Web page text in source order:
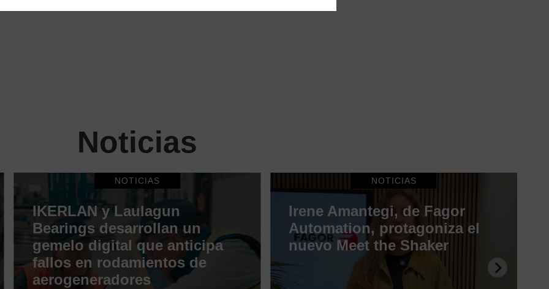
Noticias
NOTICIAS
IKERLAN y Laulagun
Bearings desarrollan un
gemelo digital que anticipa
fallos en rodamientos de
aerogeneradores
NOTICIAS
Irene Amantegi, de Fagor
Automation, protagoniza el
nuevo Meet the Shaker